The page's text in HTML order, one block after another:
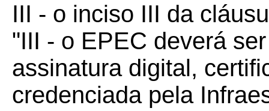
III - o inciso III da
"III - o EPEC deverá
assinatura digital,
credenciada pela